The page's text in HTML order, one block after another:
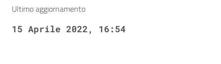
Ultimo aggiornamento
15 Aprile 2022, 16:54